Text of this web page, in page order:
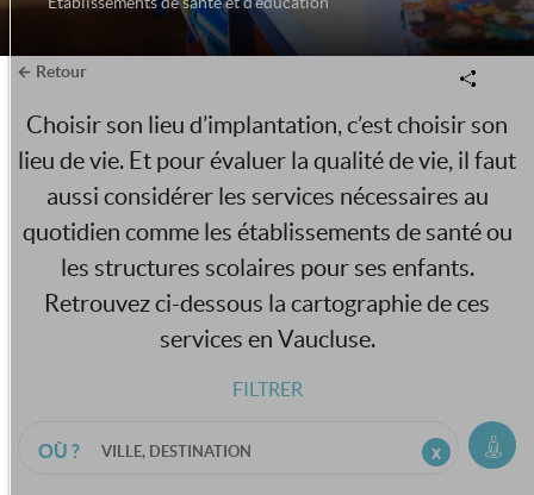
Retour
Choisir son lieu d’implantation, c’est choisir son
lieu de vie. Et pour évaluer la qualité de vie, il faut
aussi considérer les services nécessaires au
quotidien comme les établissements de santé ou
les structures scolaires pour ses enfants.
Retrouvez ci-dessous la cartographie de ces
services en Vaucluse.
FILTRER
OÙ ?